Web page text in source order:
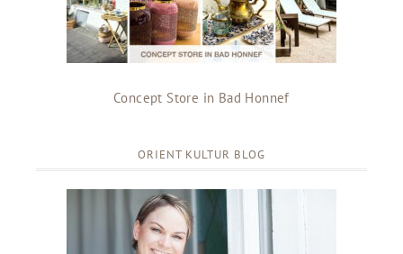
Concept Store in Bad Honnef
ORIENT KULTUR BLOG